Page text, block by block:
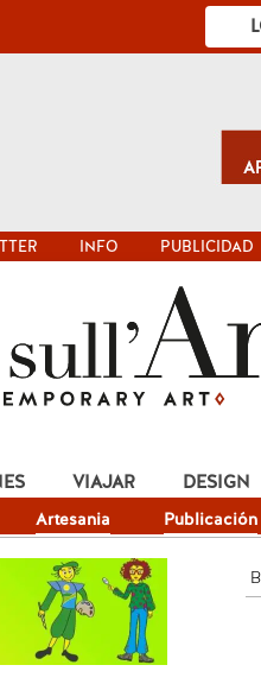
INFO PUBLICIDAD
Artesania Publicación
VIAJAR DESIGN